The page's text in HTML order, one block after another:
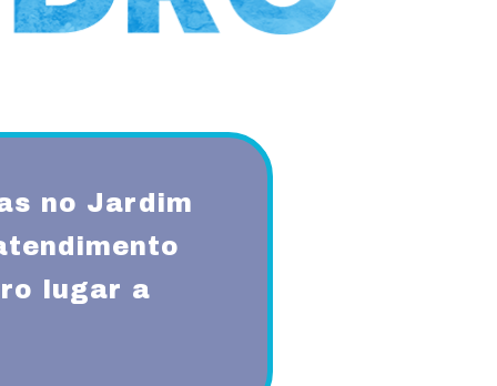
no Jardim
lugar a